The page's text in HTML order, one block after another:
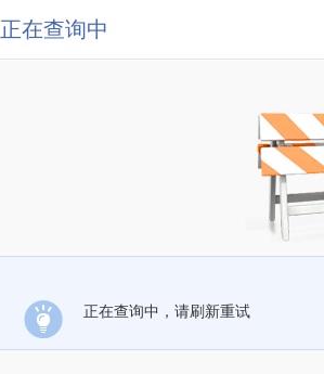
正在查询中
正在查询中，请刷新重试